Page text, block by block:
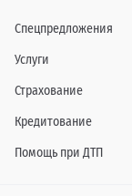
Спецпредложения
Услуги
Страхование
Кредитование
Помощь при ДТП